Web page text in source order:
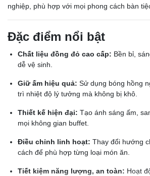
nghiệp, phù hợp với mọi phong cách bàn
Đặc điểm nổi bật
Chất liệu đồng đỏ cao cấp: Bền bỉ,
dễ vệ sinh.
Giữ ấm hiệu quả: Sử dụng bóng hồng
trì nhiệt độ lý tưởng mà không bị khô.
Thiết kế hiện đại: Tạo ánh sáng ấm,
mọi không gian buffet.
Điều chỉnh linh hoạt: Thay đổi hướng
cách để phù hợp từng loại món ăn.
Tiết kiệm năng lượng, an toàn: Hoạt